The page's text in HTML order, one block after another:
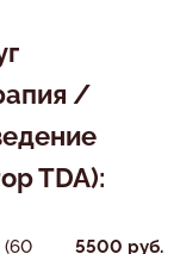
/
TDA):
(60
5500 руб.